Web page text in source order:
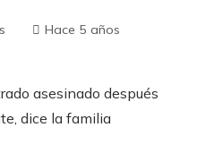
Hace 5 años